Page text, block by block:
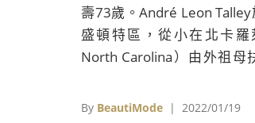
壽73歲。André Leon
盛頓特區，從小在北卡羅
North Carolina）由外祖母
策，他在中學時間受法語老
By BeautiMode | 2022/01/19